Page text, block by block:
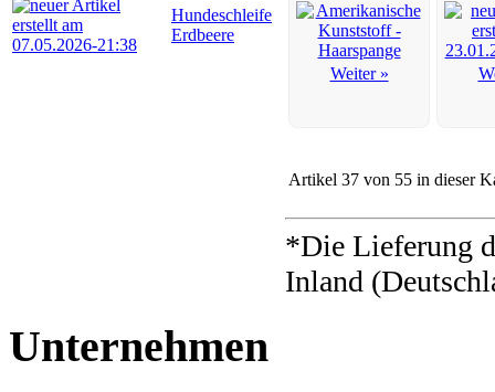
Hundeschleife
Erdbeere
Weiter »
Artikel 37 von 55 in dieser
*Die Lieferung
Inland
Unternehmen